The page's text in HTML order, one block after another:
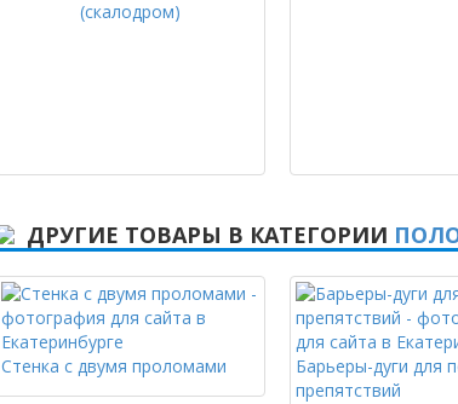
(скалодром)
ДРУГИЕ ТОВАРЫ В КАТЕГОРИИ
Стенка с двумя проломами
Барьеры-дуги для
препятствий